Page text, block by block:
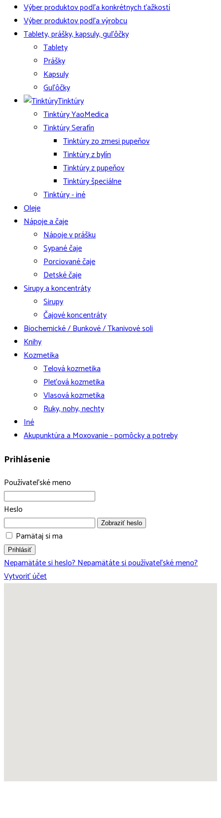
Výber produktov podľa konkrétnych ťažkostí
Výber produktov podľa výrobcu
Tablety, prášky, kapsuly, guľôčky
Tablety
Prášky
Kapsuly
Guľôčky
Tinktúry
Tinktúry YaoMedica
Tinktúry Serafín
Tinktúry zo zmesi pupeňov
Tinktúry z bylín
Tinktúry z pupeňov
Tinktúry špeciálne
Tinktúry - iné
Oleje
Nápoje a čaje
Nápoje v prášku
Sypané čaje
Porciované čaje
Detské čaje
Sirupy a koncentráty
Sirupy
Čajové koncentráty
Biochemické / Bunkové / Tkanivové soli
Knihy
Kozmetika
Telová kozmetika
Pleťová kozmetika
Vlasová kozmetika
Ruky, nohy, nechty
Iné
Akupunktúra a Moxovanie - pomôcky a potreby
Prihlásenie
Používateľské meno
Heslo
Zobraziť heslo
Pamätaj si ma
Prihlásiť
Nepamätáte si heslo?Nepamätáte si používateľské meno?
Vytvoriť účet